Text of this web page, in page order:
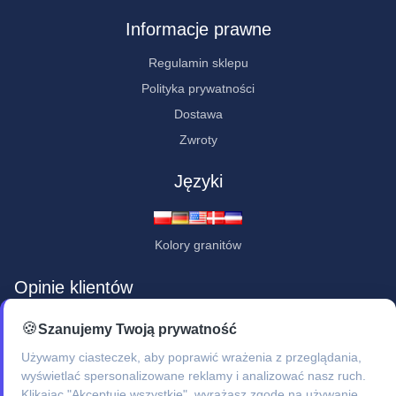
Informacje prawne
Regulamin sklepu
Polityka prywatności
Dostawa
Zwroty
Języki
Kolory granitów
Opinie klientów
★★★★★
wykonanie."
🍪Szanujemy Twoją prywatność
Używamy ciasteczek, aby poprawić wrażenia z przeglądania,
wyświetlać spersonalizowane reklamy i analizować nasz ruch.